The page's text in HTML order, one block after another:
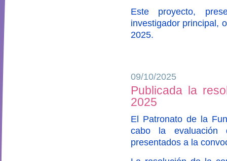
Este proyecto,
investigador principal,
2025.
09/10/2025
Publicada la
2025
El Patronato de la
cabo la evaluación
presentados a la